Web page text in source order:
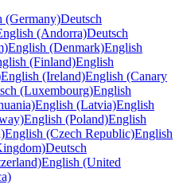
(Germany)Deutsch
(Andorra)Deutsch
English (Denmark)English
(Finland)English
English (Ireland)English (Canary
(Luxembourg)English
English (Latvia)English
English (Poland)English
English (Czech Republic)English
Deutsch
English (United